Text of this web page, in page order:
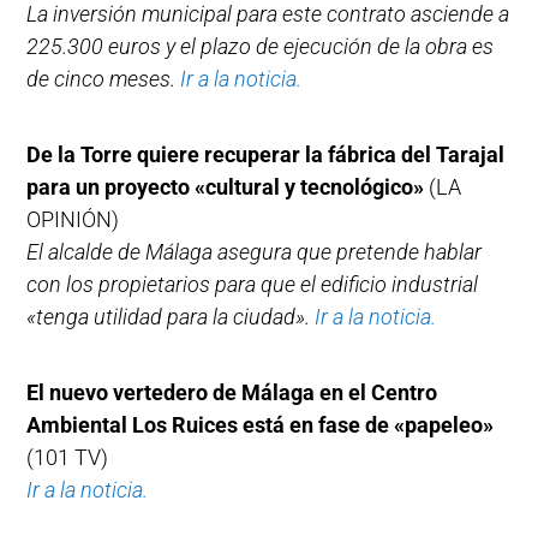
La inversión municipal para este contrato asciende a
225.300 euros y el plazo de ejecución de la obra es
de cinco meses. Ir a la noticia.
De la Torre quiere recuperar la fábrica del Tarajal
para un proyecto «cultural y tecnológico» (LA
OPINIÓN)
El alcalde de Málaga asegura que pretende hablar
con los propietarios para que el edificio industrial
«tenga utilidad para la ciudad». Ir a la noticia.
El nuevo vertedero de Málaga en el Centro
Ambiental Los Ruices está en fase de «papeleo»
(101 TV)
Ir a la noticia.